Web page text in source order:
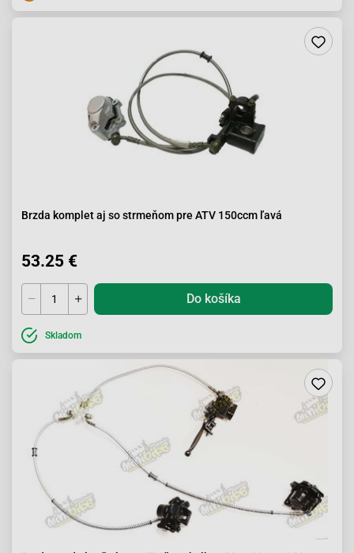
Brzda komplet aj so strmeňom pre ATV 150ccm ľavá
53.25 €
Do košíka
Skladom